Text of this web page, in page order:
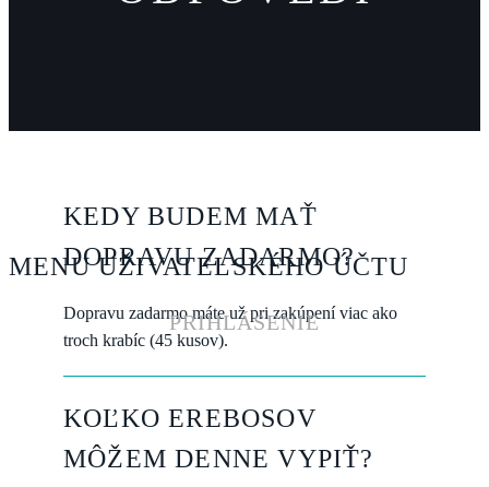
MENU UŽIVATELSKÉHO ÚČTU
PRIHLÁSENIE
KEDY BUDEM MAŤ
DOPRAVU ZADARMO?
Dopravu zadarmo máte už pri zakúpení viac ako
troch krabíc (45 kusov).
KOĽKO EREBOSOV
MÔŽEM DENNE VYPIŤ?